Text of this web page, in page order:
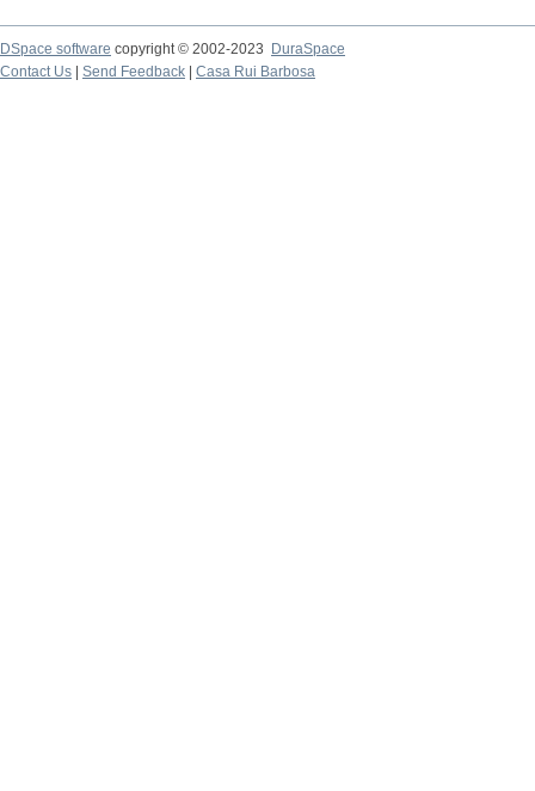
DSpace software copyright © 2002-2023
DuraSpace
Contact Us
Send Feedback Casa Rui Barbosa